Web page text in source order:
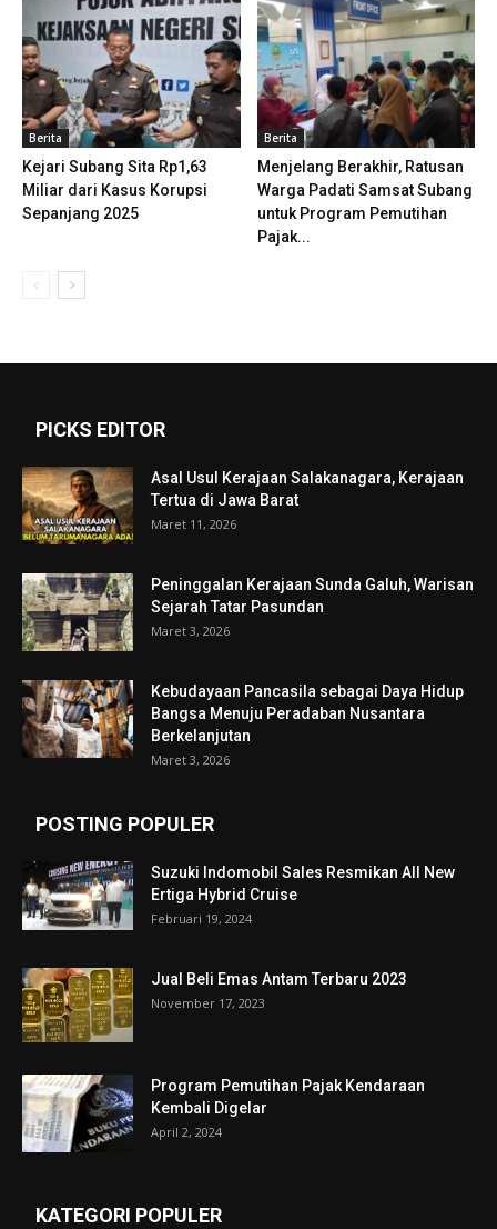
Berita
Kejari Subang Sita Rp1,63
Miliar dari Kasus Korupsi
Sepanjang 2025
Berita
Menjelang Berakhir, Ratusan
Warga Padati Samsat Subang
untuk Program Pemutihan
Pajak...
PICKS EDITOR
Asal Usul Kerajaan Salakanagara, Kerajaan
Tertua di Jawa Barat
Maret 11, 2026
Peninggalan Kerajaan Sunda Galuh, Warisan
Sejarah Tatar Pasundan
Maret 3, 2026
Kebudayaan Pancasila sebagai Daya Hidup
Bangsa Menuju Peradaban Nusantara
Berkelanjutan
Maret 3, 2026
POSTING POPULER
Suzuki Indomobil Sales Resmikan All New
Ertiga Hybrid Cruise
Februari 19, 2024
Jual Beli Emas Antam Terbaru 2023
November 17, 2023
Program Pemutihan Pajak Kendaraan
Kembali Digelar
April 2, 2024
KATEGORI POPULER